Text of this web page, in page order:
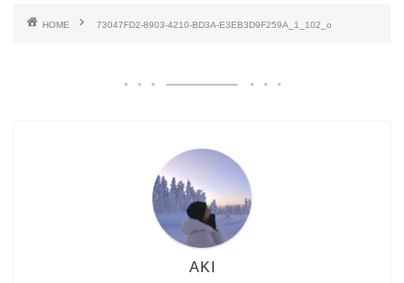
HOME 73047FD2-8903-4210-BD3A-E3EB3D9F259A_1_102_o
AKI